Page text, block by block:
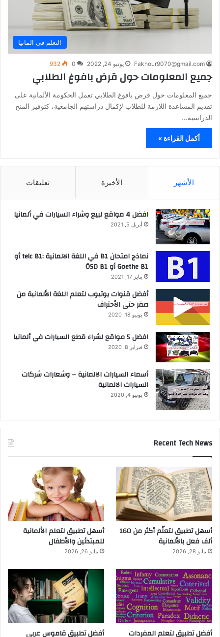
التعلم في المانيا
Fakhour9070@gmail.com يونيو 24, 2022 0
932
جميع المعلومات حول قرض بافوغ الطلابي
جميع المعلومات حول قرض بافوغ الطلابي تعمل الحكومة الألمانية على
تقديم المساعدة اللازمة للطلاب لإكمال دراستهم الجامعية، كتوفير المنح
الدراسية…
أكمل القراءة »
الأشهر الأخيرة تعليقات
افضل 4 مواقع لبيع وشراء السيارات في ألمانيا
أبريل 5, 2021
نماذج امتحان B1 في اللغة الالمانية :telc B1 أو
Goethe B1 أو ÖSD B1
يناير 17, 2021
أفضل قنوات يوتيوب لتعلم اللغة الألمانية من
صفر حتى الأحتراف
يونيو 18, 2020
افضل 5 مواقع لشراء قطع السيارات في ألمانيا
فبراير 8, 2020
أسماء السيارات الالمانية – وشعارات شركات
السيارات الالمانية
يونيو 4, 2020
Recent Tech News
أسهل تطبيق لتعلّم أكثر من 160
ألف فعل بالألمانية
مايو 28, 2026
أسهل تطبيق لتعلم الألمانية
للمبتدئين والأطفال
مايو 26, 2026
أفضل تطبيق لتعلم المفردات أفضل تطبيق قاموس عربي